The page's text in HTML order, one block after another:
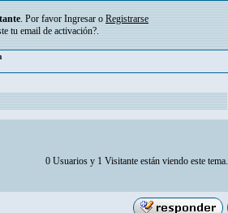
. Por favor Ingresar o Registrarse
tu email de activación?.
0 Usuarios y 1 Visitante están viendo este tema.